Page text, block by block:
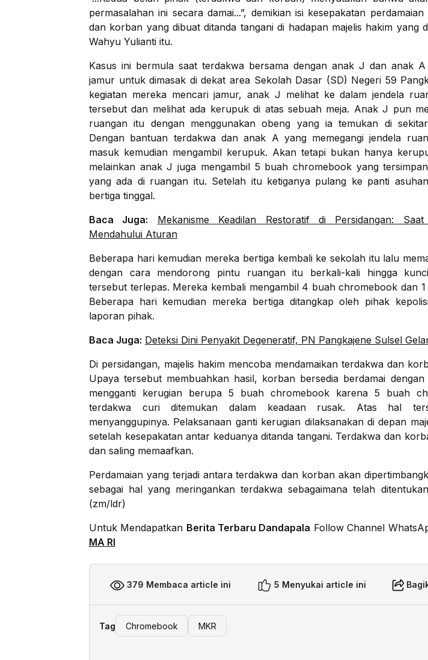
permasalahan ini secara damai...”, demikian isi kesepakatan
dan korban yang dibuat ditanda tangani di hadapan majelis hakim yang
Wahyu Yulianti itu.
Kasus ini bermula saat terdakwa bersama dengan anak J dan anak A
jamur untuk dimasak di dekat area Sekolah Dasar (SD) Negeri 59
kegiatan mereka mencari jamur, anak J melihat ke dalam jendela
tersebut dan melihat ada kerupuk di atas sebuah meja. Anak J pun
ruangan itu dengan menggunakan obeng yang ia temukan di
Dengan bantuan terdakwa dan anak A yang memegangi jendela
masuk kemudian mengambil kerupuk. Akan tetapi bukan hanya
melainkan anak J juga mengambil 5 buah chromebook yang
yang ada di ruangan itu. Setelah itu ketiganya pulang ke panti
bertiga tinggal.
Baca Juga:
Mekanisme Keadilan Restoratif di Persidangan:
Mendahului Aturan
Beberapa hari kemudian mereka bertiga kembali ke sekolah itu lalu
dengan cara mendorong pintu ruangan itu berkali-kali hingga
tersebut terlepas. Mereka kembali mengambil 4 buah chromebook dan
Beberapa hari kemudian mereka bertiga ditangkap oleh pihak
laporan pihak.
Baca Juga: Deteksi Dini Penyakit Degeneratif, PN Pangkajene Sulsel
Di persidangan, majelis hakim mencoba mendamaikan terdakwa dan
Upaya tersebut membuahkan hasil, korban bersedia berdamai
mengganti kerugian berupa 5 buah chromebook karena 5 buah
terdakwa curi ditemukan dalam keadaan rusak. Atas hal
menyanggupinya. Pelaksanaan ganti kerugian dilaksanakan di depan
setelah kesepakatan antar keduanya ditanda tangani. Terdakwa dan
dan saling memaafkan.
Perdamaian yang terjadi antara terdakwa dan korban akan
sebagai hal yang meringankan terdakwa sebagaimana telah
(zm/ldr)
Untuk Mendapatkan Berita Terbaru Dandapala Follow Channel
MA RI
379 Membaca article ini 5 Menyukai article ini
Tag Chromebook MKR